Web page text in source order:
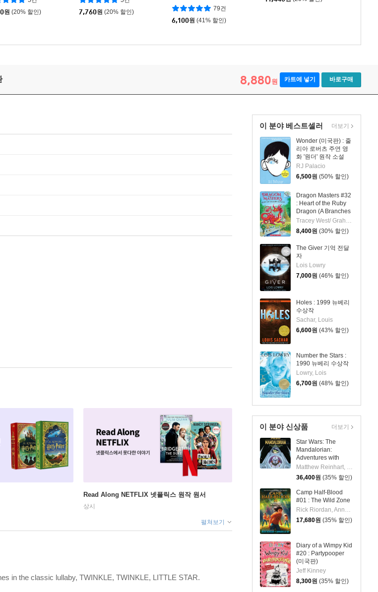
원 (20% 할인)
7,760원 (20% 할인)
79건
6,100원 (41% 할인)
8,880원 카트에 넣기 바로구매
이 분야 베스트셀러
Wonder (미국판) : 줄
리아 로버츠 주연 영
화 '원더' 원작 소설
RJ Palacio
6,500원 (50% 할인)
Dragon Masters #32
: Heart of the Ruby
Dragon (A Branches
Book)
Tracey West/ Graham Howells (ILT)
8,400원 (30% 할인)
The Giver 기억 전달
자
Lois Lowry
7,000원 (46% 할인)
Holes : 1999 뉴베리
수상작
Sachar, Louis
6,600원 (43% 할인)
Number the Stars :
1990 뉴베리 수상작
Lowry, Lois
6,700원 (48% 할인)
더보기
이 분야 신상품
Star Wars: The
Mandalorian:
Adventures with
Grogu: Pop-Up
Storybook
Matthew Reinhart, S.T. Bende
36,400원 (35% 할인)
Camp Half-Blood
#01 : The Wild Zone
Rick Riordan, Annabelle Oh
17,680원 (35% 할인)
Diary of a Wimpy Kid
#20 : Partypooper
(미국판)
Jeff Kinney
8,300원 (35% 할인)
더보기
Read Along NETFLIX 넷플릭스 원작 원서
상시
펼쳐보기
in the classic lullaby, TWINKLE, TWINKLE, LITTLE STAR.